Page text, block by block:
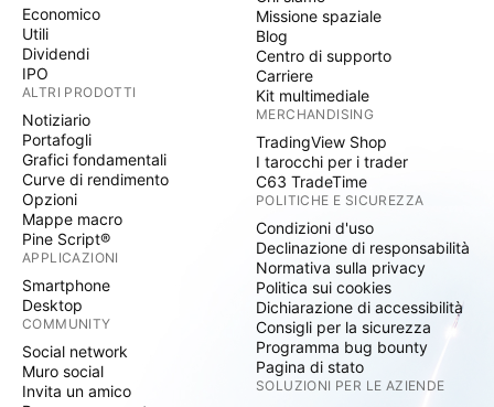
Economico
Utili
Dividendi
IPO
ALTRI PRODOTTI
Notiziario
Portafogli
Grafici fondamentali
Curve di rendimento
Opzioni
Mappe macro
Pine Script®
APPLICAZIONI
Smartphone
Desktop
COMMUNITY
Social network
Muro social
Invita un amico
Missione spaziale
Blog
Centro di supporto
Carriere
Kit multimediale
MERCHANDISING
TradingView Shop
I tarocchi per i trader
C63 TradeTime
POLITICHE E SICUREZZA
Condizioni d'uso
Declinazione di responsabilità
Normativa sulla privacy
Politica sui cookies
Dichiarazione di accessibilità
Consigli per la sicurezza
Programma bug bounty
Pagina di stato
SOLUZIONI PER LE AZIENDE